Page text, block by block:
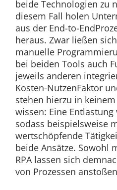
beide Technologien zu
diesem Fall holen
aus der End-to-
heraus. Zwar ließen
manuelle
bei beiden Tools auch
jeweils anderen
Kosten-NutzenFaktor
stehen hierzu in
wissen: Eine
sodass beispielsweise
wertschöpfende
beide Ansätze. Sowohl
RPA lassen sich
von Prozessen